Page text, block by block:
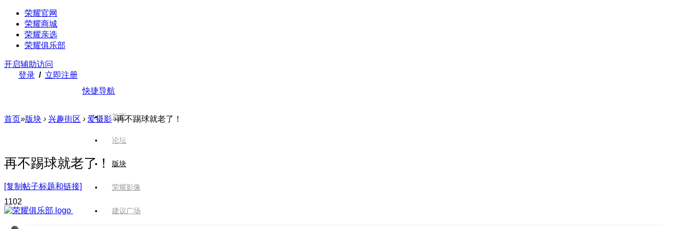
荣耀官网
荣耀商城
荣耀亲选
荣耀俱乐部
开启辅助访问
登录 / 立即注册
快捷导航
首页
论坛
版块
荣耀影像
建议广场
首页»版块 › 兴趣街区 › 爱摄影 ›再不踢球就老了！
再不踢球就老了！
[复制帖子标题和链接]
1102